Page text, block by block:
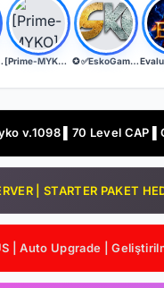
Ücretsiz! ⭐ DELTASOFT⭐ [Prime-MYKO] - [New Server The REBORN] - [BETA - 17.07.2026] - [OFFICIAL - 24.07.2026] ✪ ✅EskoGame.org ✅▓█⡷⭐14 AĞUSTOS 22.00⭐⢾█▓✅ERKEN KAYITA VİP PAKET HEDİYE !✅▓█⡷👉 v25XX FARM 👈
v.1098 ▌70 Level
| STARTER PAKET
| Auto Upgrade |